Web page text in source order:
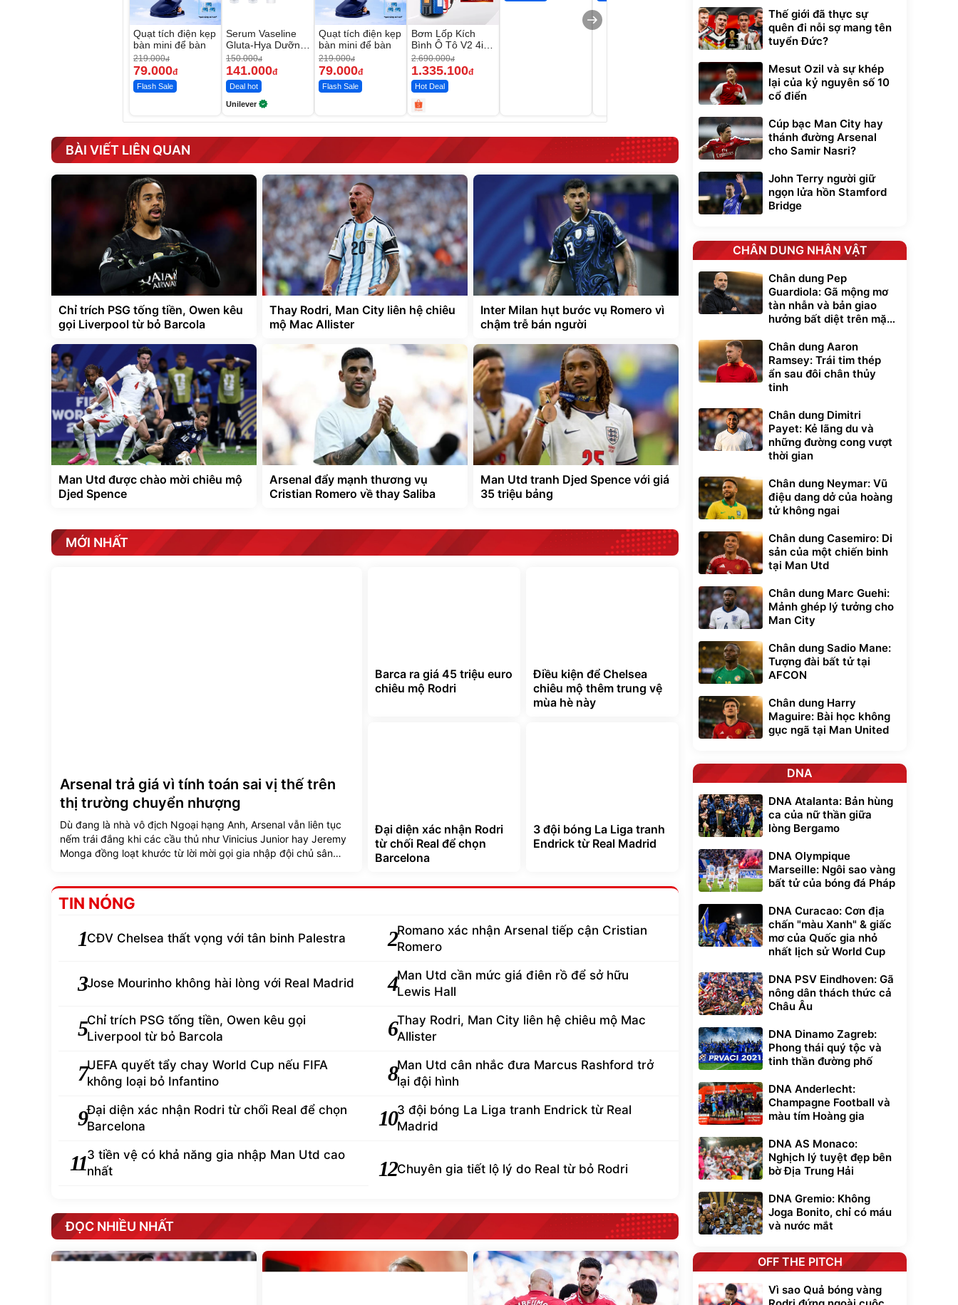
Quạt tích điện kẹp
bàn mini để bàn
219.000đ
79.000đ
Flash Sale
Serum Vaseline
Gluta-Hya Dưỡng
Da Sáng Mịn Sau
7 Ngày
150.000đ
141.000đ
Deal hot
Unilever
Quạt tích điện kẹp
bàn mini để bàn
219.000đ
79.000đ
Flash Sale
Bơm Lốp Kích
Bình Ô Tô V2 4in1
MEDICAR –
12.000mAh
2.690.000đ
1.335.100đ
Hot Deal
Bạt phủ xe ô tô
cao cấp, tráng
325.000đ
Đã bán nhiều
Xe đạp điện trợ
lực G-Force C14
tiện lợi
7.092.000 đ
Đang xem nhiều
BÀI VIẾT LIÊN QUAN
Chỉ trích PSG tống tiền, Owen kêu
gọi Liverpool từ bỏ Barcola
Thay Rodri, Man City liên hệ chiêu
mộ Mac Allister
Inter Milan hụt bước vụ Romero vì
chậm trễ bán người
Man Utd được chào mời chiêu mộ
Djed Spence
Arsenal đẩy mạnh thương vụ
Cristian Romero về thay Saliba
Man Utd tranh Djed Spence với giá
35 triệu bảng
MỚI NHẤT
Arsenal trả giá vì tính toán sai vị thế trên
thị trường chuyển nhượng
Dù đang là nhà vô địch Ngoại hạng Anh, Arsenal vẫn liên tục
nếm trái đắng khi các cầu thủ như Vinicius Junior hay Jeremy
Monga đồng loạt khước từ lời mời gọi gia nhập đội chủ sân
Barca ra giá 45 triệu euro
chiêu mộ Rodri
Điều kiện để Chelsea
chiêu mộ thêm trung vệ
mùa hè này
Đại diện xác nhận Rodri
từ chối Real để chọn
Barcelona
3 đội bóng La Liga tranh
Endrick từ Real Madrid
TIN NÓNG
1CĐV Chelsea thất vọng với tân binh Palestra 2Romano xác nhận Arsenal tiếp cận Cristian
Romero
3Jose Mourinho không hài lòng với Real Madrid 4Man Utd cần mức giá điên rồ để sở hữu
Lewis Hall
5Chỉ trích PSG tống tiền, Owen kêu gọi
Liverpool từ bỏ Barcola
6Thay Rodri, Man City liên hệ chiêu mộ Mac
Allister
7UEFA quyết tẩy chay World Cup nếu FIFA
không loại bỏ Infantino
8Man Utd cân nhắc đưa Marcus Rashford trở
lại đội hình
9Đại diện xác nhận Rodri từ chối Real để chọn
Barcelona
103 đội bóng La Liga tranh Endrick từ Real
Madrid
113 tiền vệ có khả năng gia nhập Man Utd cao
nhất
12Chuyên gia tiết lộ lý do Real từ bỏ Rodri
ĐỌC NHIỀU NHẤT
Thế giới đã thực sự
quên đi nỗi sợ mang tên
tuyển Đức?
Mesut Ozil và sự khép
lại của kỷ nguyên số 10
cổ điển
Cúp bạc Man City hay
thánh đường Arsenal
cho Samir Nasri?
John Terry người giữ
ngọn lửa hồn Stamford
Bridge
CHÂN DUNG NHÂN VẬT
Chân dung Pep
Guardiola: Gã mộng mơ
tàn nhẫn và bản giao
hưởng bất diệt trên mặt
Chân dung Aaron
Ramsey: Trái tim thép
ẩn sau đôi chân thủy
tinh
Chân dung Dimitri
Payet: Kẻ lãng du và
những đường cong vượt
thời gian
Chân dung Neymar: Vũ
điệu dang dở của hoàng
tử không ngai
Chân dung Casemiro: Di
sản của một chiến binh
tại Man Utd
Chân dung Marc Guehi:
Mảnh ghép lý tưởng cho
Man City
Chân dung Sadio Mane:
Tượng đài bất tử tại
AFCON
Chân dung Harry
Maguire: Bài học không
gục ngã tại Man United
DNA
DNA Atalanta: Bản hùng
ca của nữ thần giữa
lòng Bergamo
DNA Olympique
Marseille: Ngôi sao vàng
bất tử của bóng đá Pháp
DNA Curacao: Cơn địa
chấn "màu Xanh" & giấc
mơ của Quốc gia nhỏ
nhất lịch sử World Cup
DNA PSV Eindhoven: Gã
nông dân thách thức cả
Châu Âu
DNA Dinamo Zagreb:
Phong thái quý tộc và
tinh thần đường phố
DNA Anderlecht:
Champagne Football và
màu tím Hoàng gia
DNA AS Monaco:
Nghịch lý tuyệt đẹp bên
bờ Địa Trung Hải
DNA Gremio: Không
Joga Bonito, chỉ có máu
và nước mắt
OFF THE PITCH
Vì sao Quả bóng vàng